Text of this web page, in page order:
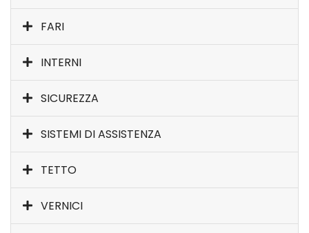
FARI
INTERNI
SICUREZZA
SISTEMI DI ASSISTENZA
TETTO
VERNICI